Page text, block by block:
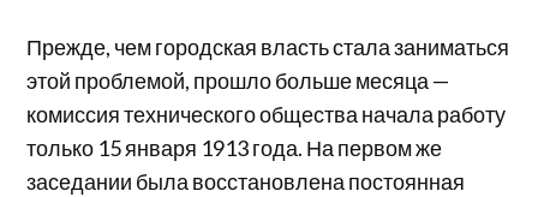
Прежде, чем городская власть стала заниматься
этой проблемой, прошло больше месяца —
комиссия технического общества начала работу
только 15 января 1913 года. На первом же
заседании была восстановлена постоянная